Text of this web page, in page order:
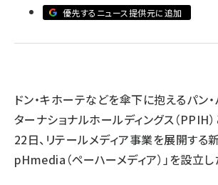
優先するニュース提供元に追加
ドン・キホーテなどを傘下に抱えるパン・
ターナショナルホールディングス（PPIH
22日、リテールメディア事業を展開する
pHmedia（ペーハーメディア）」を設立し